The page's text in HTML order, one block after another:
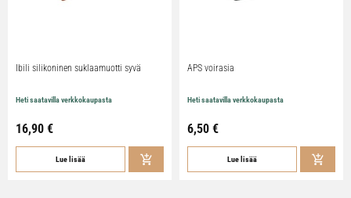
Ibili silikoninen suklaamuotti syvä
Heti saatavilla verkkokaupasta
16,90 €
Lue lisää
APS voirasia
Heti saatavilla verkkokaupasta
6,50 €
Lue lisää